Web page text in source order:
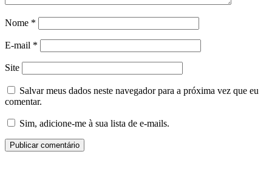
Nome *
E-mail *
Site
Salvar meus dados neste navegador para a próxima vez que eu
comentar.
Sim, adicione-me à sua lista de e-mails.